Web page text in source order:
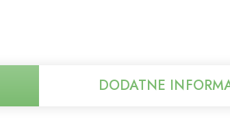
DODATNE